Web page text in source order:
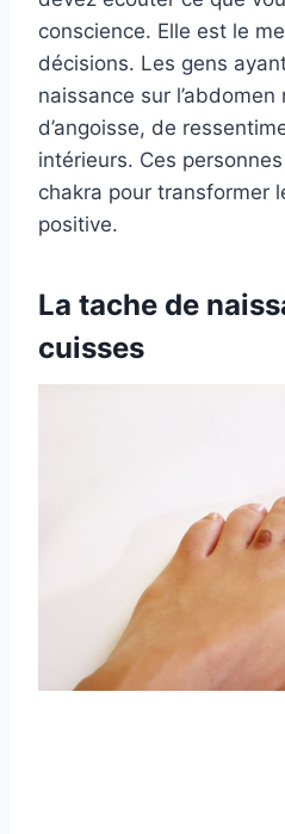
conscience. Elle est le
décisions. Les gens
naissance sur
d’angoisse, de
intérieurs. Ces
chakra pour transformer
positive.
La tache de
cuisses